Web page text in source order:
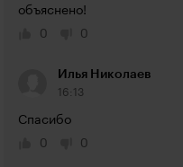
объяснено!
0
0
Илья Николаев
16:13
Спасибо
0
0